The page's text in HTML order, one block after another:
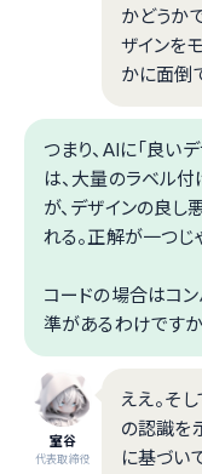
かどうか
ザインを
かに面倒
つまり、AIに「良い
は、大量のラベル
が、デザインの良
れる。正解が一つじ
コードの場合はコ
準があるわけですか
室谷
代表取締役
ええ。そ
の認識を
に基づい